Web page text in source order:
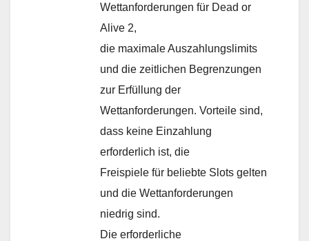
Wettanforderungen für Dead or
Alive 2,
die maximale Auszahlungslimits
und die zeitlichen Begrenzungen
zur Erfüllung der
Wettanforderungen. Vorteile sind,
dass keine Einzahlung
erforderlich ist, die
Freispiele für beliebte Slots gelten
und die Wettanforderungen
niedrig sind.
Die erforderliche